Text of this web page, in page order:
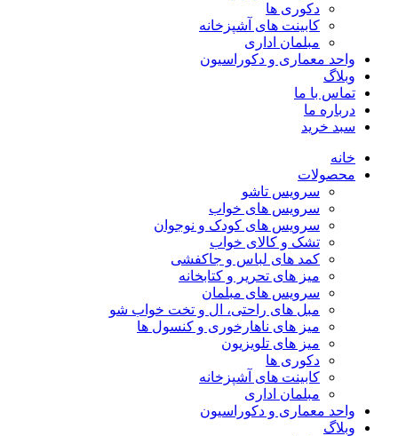
دکوری ها
کابینت های آشپزخانه
مبلمان اداری
واحد معماری و دکوراسیون
وبلاگ
تماس با ما
درباره ما
سبد خرید
خانه
محصولات
سرویس تاشو
سرویس های خواب
سرویس های کودک و نوجوان
تشک و کالای خواب
کمد های لباس و جاکفشی
میز های تحریر و کتابخانه
سرویس های مبلمان
مبل های راحتی، ال و تخت خواب شو
میز های ناهارخوری و کنسول ها
میز های تلویزیون
دکوری ها
کابینت های آشپزخانه
مبلمان اداری
واحد معماری و دکوراسیون
وبلاگ